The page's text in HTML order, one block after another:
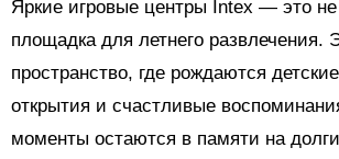
Яркие игровые центры Intex — это не
площадка для летнего развлечения.
пространство, где рождаются
открытия и счастливые
моменты остаются в памяти на